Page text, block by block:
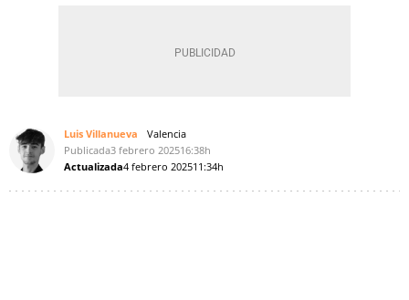
Luis Villanueva
Valencia
Publicada3 febrero 202516:38h
Actualizada4 febrero 202511:34h